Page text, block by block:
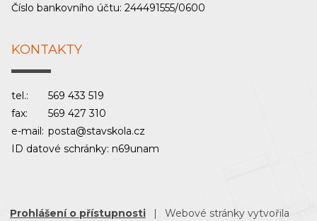
Číslo bankovního účtu: 244491555/0600
KONTAKTY
tel.:
569 433 519
fax:
569 427 310
e-mail: posta@stavskola.cz
ID datové schránky: n69unam
Prohlášení o přístupnosti | Webové stránky vytvořila